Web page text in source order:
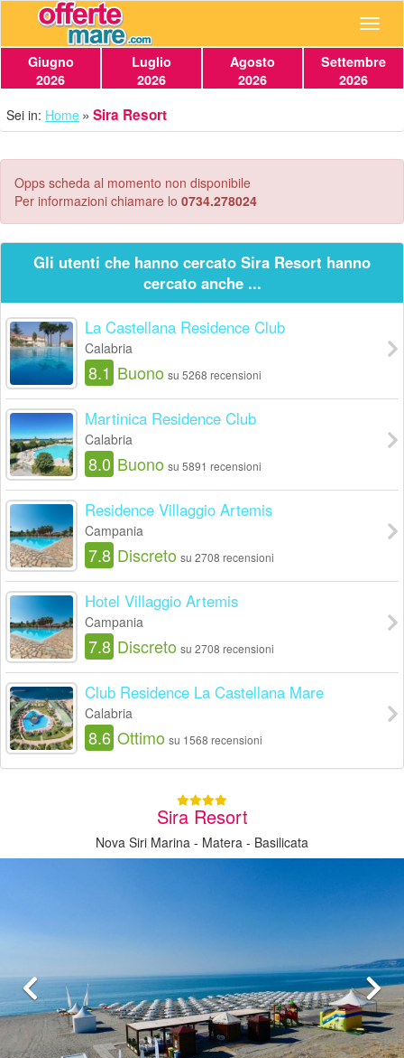
Giugno
2026
Luglio
2026
Agosto
2026
Settembre
2026
Sei in: Home Sira Resort
Opps scheda al momento non disponibile
Per informazioni chiamare lo 0734.278024
Gli utenti che hanno cercato Sira Resort hanno
cercato anche ...
La Castellana Residence Club
Calabria
8.1 Buono su 5268 recensioni
Martinica Residence Club
Calabria
8.0 Buono su 5891 recensioni
Residence Villaggio Artemis
Campania
7.8 Discreto su 2708 recensioni
Hotel Villaggio Artemis
Campania
7.8 Discreto su 2708 recensioni
Club Residence La Castellana Mare
Calabria
8.6 Ottimo su 1568 recensioni
Sira Resort
Nova Siri Marina - Matera - Basilicata